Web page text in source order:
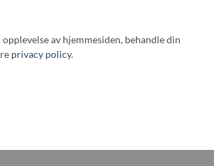
av hjemmesiden, behandle din
privacy policy.